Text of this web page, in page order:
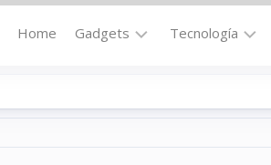
Home Gadgets Tecnología